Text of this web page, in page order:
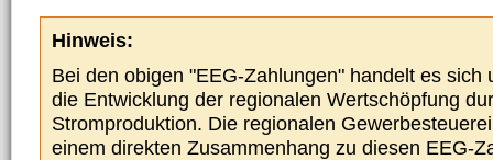
Hinweis:
Bei den obigen "EEG-Zahlungen" handelt es sich
die Entwicklung der regionalen Wertschöpfung
Stromproduktion. Die regionalen
einem direkten Zusammenhang zu diesen EEG-